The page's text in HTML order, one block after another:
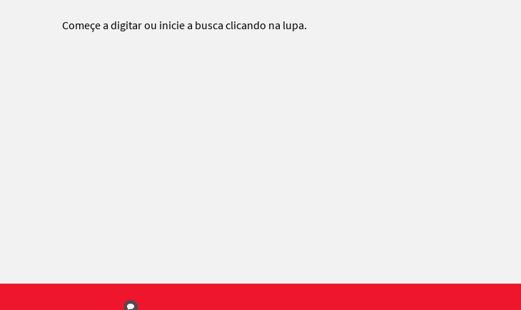
Começe a digitar ou inicie a busca clicando na lupa.